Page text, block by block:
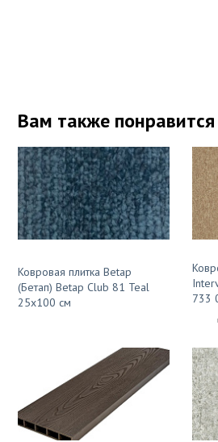
Вам также понравится
Ковровая плитка Betap
(Бетап) Betap Club 81 Teal
25x100 см
733